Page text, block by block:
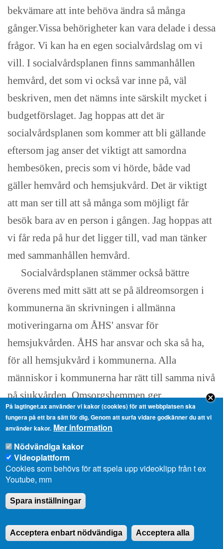
bekvämare att inte behöva ändra så många
gånger.Vissa behörigheter kan vara delade i dessa
frågor. Vi kan ha en egen socialvårdslag om vi
vill. I socialvårdsplanen finns sammanhållen
hemvård, det som vi också var inne på, väl
beskriven, men det nämns inte särskilt mycket i
budgetförslaget. Jag hoppas att det är
socialvårdsplanen som kommer att bli gällande
eftersom jag anser det viktigt att samordna
hembesöken, precis som vi hörde, både vad
gäller hemvård och hemsjukvård. Det är viktigt
att man ser till att så många som möjligt får
besök bara av en person i gången. Jag hoppas att
vi får reda på hur det ligger till, vad man tänker
med sammanhållen hemvård.
Socialvårdsplanen stämmer också bättre
överens med mitt sätt att se på äldreomsorgen i
kommunerna än skrivningen i allmänna
motiveringarna om ÅHS' ansvar för
hemsjukvården. ÅHS har ansvar och ska så ha,
för all hemsjukvård i kommunerna. Alla
människor i kommunerna har rätt till samma nivå
på sjukvården. Omsorgshemmen ger
boendeservice, de är inga institutioner utan har
hyreshusstatus. De boende betalar sin hyra,
köper service från kommunernas hemvård, som
mat, tvätt, personlig hygien, egna mediciner och
betalar de avgifter ÅHS tar ut för tjänsterna. De
kommunala institutionerna, dvs De Gamlas Hem,
ansvaret för sina klienter med fastställd
På lagtinget.ax använder vi kakor (cookies) för att webbplatsen ska
fungera på ett bra sätt för dig. Genom att surfa vidare godkänner du att vi
använder kakor. Mer information
Nödvändiga kakor
Videoplattform
Cookies som behövs för att spela upp videoklipp från t ex
Youtube, mm
Spara inställningar
Acceptera enbart nödvändiga Acceptera alla